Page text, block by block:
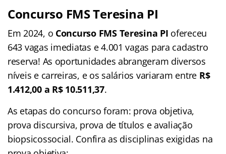
Concurso FMS Teresina PI
Em 2024, o Concurso FMS Teresina PI ofereceu
643 vagas imediatas e 4.001 vagas para cadastro
reserva! As oportunidades abrangeram diversos
níveis e carreiras, e os salários variaram entre R$
1.412,00 a R$ 10.511,37.
As etapas do concurso foram: prova objetiva,
prova discursiva, prova de títulos e avaliação
biopsicossocial. Confira as disciplinas exigidas na